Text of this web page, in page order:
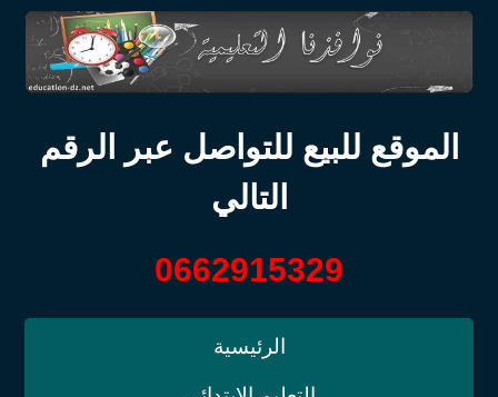
الموقع للبيع للتواصل عبر الرقم
التالي
0662915329
الرئيسية